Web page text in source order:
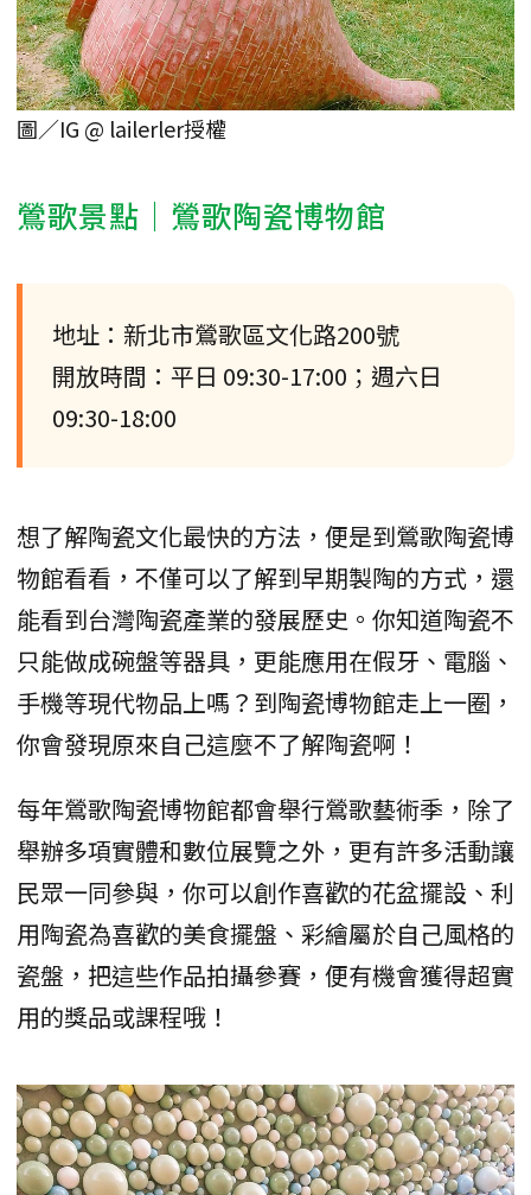
圖／IG @ lailerler授權
鶯歌景點｜鶯歌陶瓷博物館
地址：新北市鶯歌區文化路200號
開放時間：平日 09:30-17:00；週六日
09:30-18:00
想了解陶瓷文化最快的方法，便是到鶯歌陶瓷博
物館看看，不僅可以了解到早期製陶的方式，還
能看到台灣陶瓷產業的發展歷史。你知道陶瓷不
只能做成碗盤等器具，更能應用在假牙、電腦、
手機等現代物品上嗎？到陶瓷博物館走上一圈，
你會發現原來自己這麼不了解陶瓷啊！
每年鶯歌陶瓷博物館都會舉行鶯歌藝術季，除了
舉辦多項實體和數位展覽之外，更有許多活動讓
民眾一同參與，你可以創作喜歡的花盆擺設、利
用陶瓷為喜歡的美食擺盤、彩繪屬於自己風格的
瓷盤，把這些作品拍攝參賽，便有機會獲得超實
用的獎品或課程哦！